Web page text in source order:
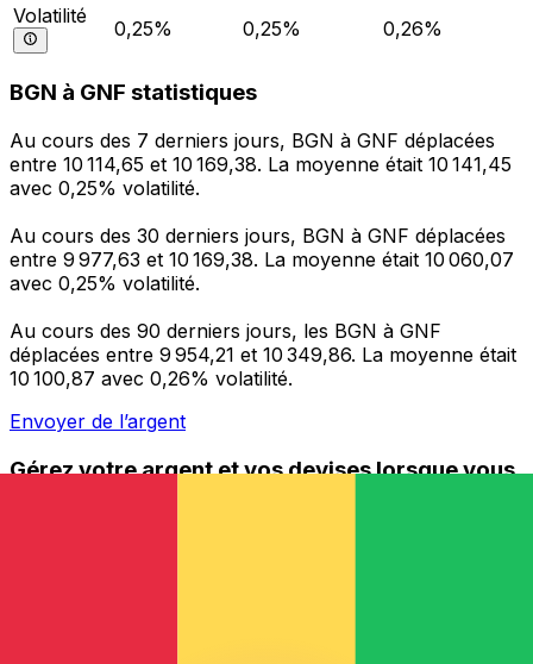
Volatilité
0,25% 0,25% 0,26%
BGN à GNF statistiques
Au cours des 7 derniers jours, BGN à GNF déplacées
entre 10 114,65 et 10 169,38. La moyenne était 10 141,45
avec 0,25% volatilité.
Au cours des 30 derniers jours, BGN à GNF déplacées
entre 9 977,63 et 10 169,38. La moyenne était 10 060,07
avec 0,25% volatilité.
Au cours des 90 derniers jours, les BGN à GNF
déplacées entre 9 954,21 et 10 349,86. La moyenne était
10 100,87 avec 0,26% volatilité.
Envoyer de l’argent
Gérez votre argent et vos devises lorsque vous